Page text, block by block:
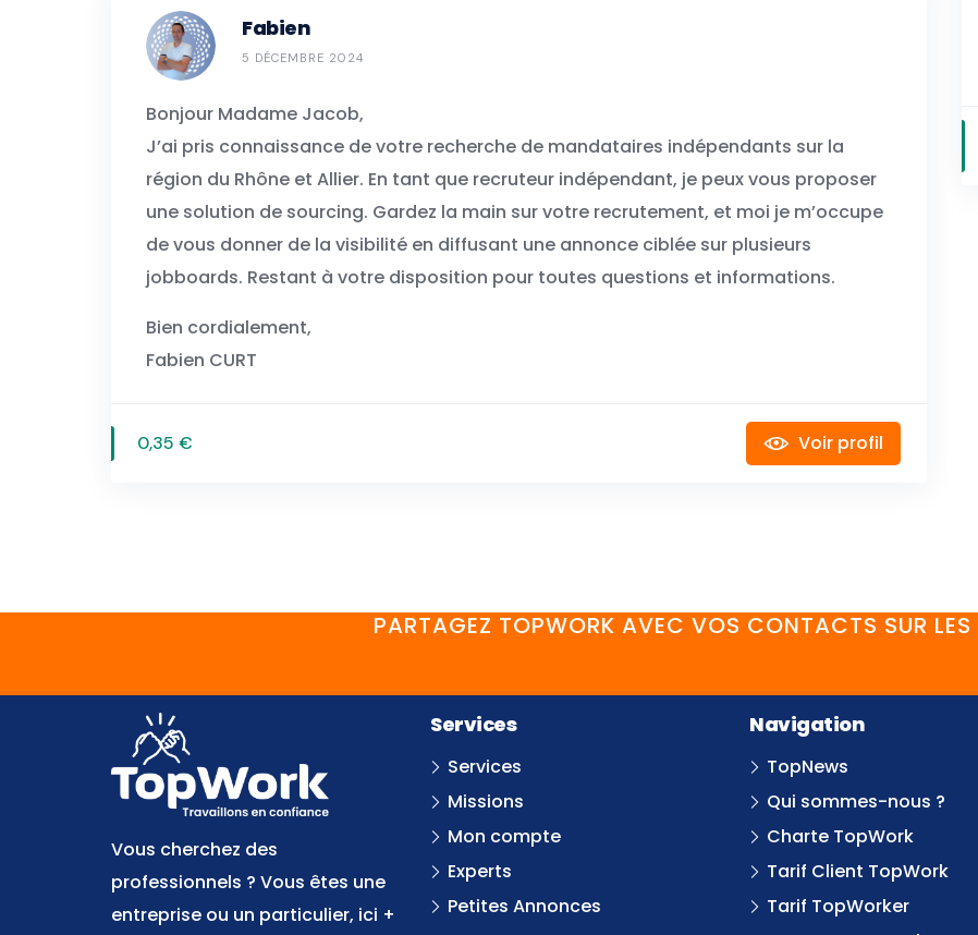
Fabien
5 DÉCEMBRE 2024
Bonjour Madame Jacob,
J’ai pris connaissance de votre recherche de mandataires indépendants sur la
région du Rhône et Allier. En tant que recruteur indépendant, je peux vous proposer
une solution de sourcing. Gardez la main sur votre recrutement, et moi je m’occupe
de vous donner de la visibilité en diffusant une annonce ciblée sur plusieurs
jobboards. Restant à votre disposition pour toutes questions et informations.
Bien cordialement,
Fabien CURT
0,35 € Voir profil
PARTAGEZ TOPWORK AVEC VOS CONTACTS SUR LES
Vous cherchez des
professionnels ? Vous êtes une
entreprise ou un particulier, ici +
Services
Services
Missions
Mon compte
Experts
Petites Annonces
Navigation
TopNews
Qui sommes-nous ?
Charte TopWork
Tarif Client TopWork
Tarif TopWorker